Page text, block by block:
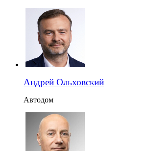
Андрей Ольховский
Автодом